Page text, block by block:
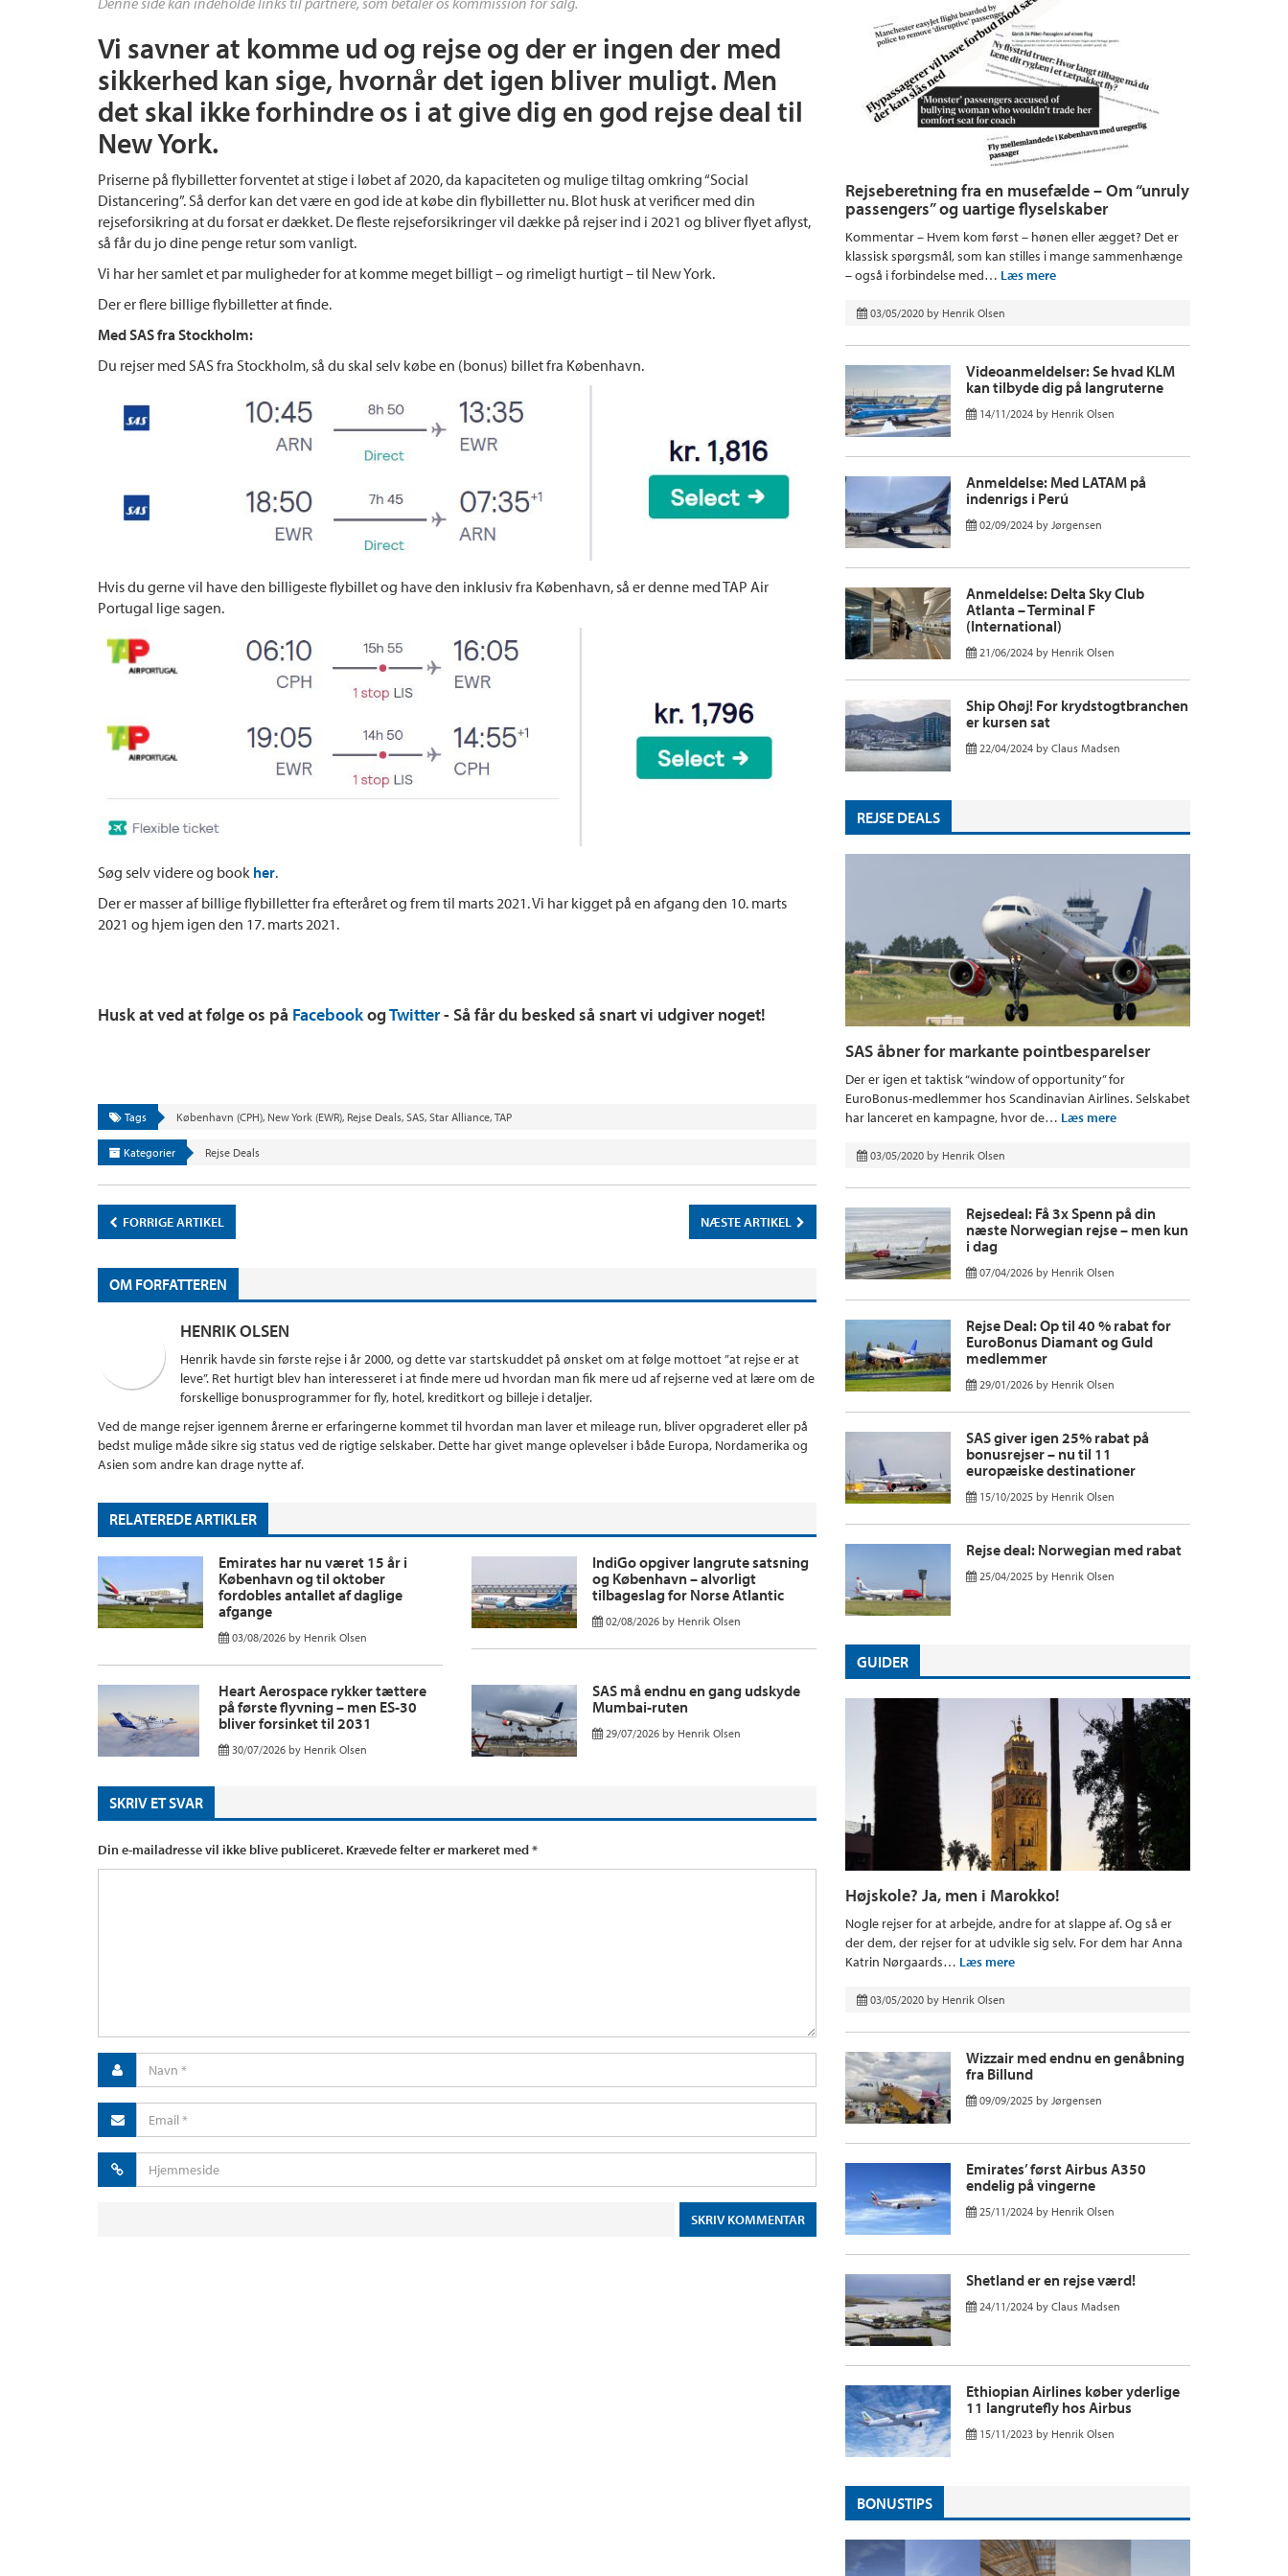
Vi savner at komme ud og rejse og der er ingen der med
sikkerhed kan sige, hvornår det igen bliver muligt. Men
det skal ikke forhindre os i at give dig en god rejse deal til
New York.
Priserne på flybilletter forventet at stige i løbet af 2020, da kapaciteten og mulige tiltag omkring “Social
Distancering”. Så derfor kan det være en god ide at købe din flybilletter nu. Blot husk at verificer med din
rejseforsikring at du forsat er dækket. De fleste rejseforsikringer vil dække på rejser ind i 2021 og bliver flyet aflyst,
så får du jo dine penge retur som vanligt.
Vi har her samlet et par muligheder for at komme meget billigt – og rimeligt hurtigt – til New York.
Der er flere billige flybilletter at finde.
Med SAS fra Stockholm:
Du rejser med SAS fra Stockholm, så du skal selv købe en (bonus) billet fra København.
Hvis du gerne vil have den billigeste flybillet og have den inklusiv fra København, så er denne med TAP Air
Portugal lige sagen.
Søg selv videre og book her.
Der er masser af billige flybilletter fra efteråret og frem til marts 2021. Vi har kigget på en afgang den 10. marts
2021 og hjem igen den 17. marts 2021.
Husk at ved at følge os på FacebookogTwitter- Så får du besked så snart vi udgiver noget!
Tags København (CPH), New York (EWR), Rejse Deals, SAS, Star Alliance, TAP
Kategorier Rejse Deals
FORRIGE ARTIKEL NÆSTE ARTIKEL
OM FORFATTEREN
HENRIK OLSEN
Henrik havde sin første rejse i år 2000, og dette var startskuddet på ønsket om at følge mottoet ”at rejse er at
leve”. Ret hurtigt blev han interesseret i at finde mere ud hvordan man fik mere ud af rejserne ved at lære om de
forskellige bonusprogrammer for fly, hotel, kreditkort og billeje i detaljer.
Ved de mange rejser igennem årerne er erfaringerne kommet til hvordan man laver et mileage run, bliver opgraderet eller på
bedst mulige måde sikre sig status ved de rigtige selskaber. Dette har givet mange oplevelser i både Europa, Nordamerika og
Asien som andre kan drage nytte af.
RELATEREDE ARTIKLER
Emirates har nu været 15 år i
København og til oktober
fordobles antallet af daglige
afgange
03/08/2026 by Henrik Olsen
IndiGo opgiver langrute satsning
og København – alvorligt
tilbageslag for Norse Atlantic
02/08/2026 by Henrik Olsen
Heart Aerospace rykker tættere
på første flyvning – men ES-30
bliver forsinket til 2031
30/07/2026 by Henrik Olsen
SAS må endnu en gang udskyde
Mumbai-ruten
29/07/2026 by Henrik Olsen
SKRIV ET SVAR
Din e-mailadresse vil ikke blive publiceret. Krævede felter er markeret med*
Rejseberetning fra en musefælde – Om “unruly
passengers” og uartige flyselskaber
Kommentar – Hvem kom først – hønen eller ægget? Det er
klassisk spørgsmål, som kan stilles i mange sammenhænge
– også i forbindelse med… Læs mere
03/05/2020 by Henrik Olsen
Videoanmeldelser: Se hvad KLM
kan tilbyde dig på langruterne
14/11/2024 by Henrik Olsen
Anmeldelse: Med LATAM på
indenrigs i Perú
02/09/2024 by Jørgensen
Anmeldelse: Delta Sky Club
Atlanta – Terminal F
(International)
21/06/2024 by Henrik Olsen
Ship Ohøj! For krydstogtbranchen
er kursen sat
22/04/2024 by Claus Madsen
REJSE DEALS
SAS åbner for markante pointbesparelser
Der er igen et taktisk “window of opportunity” for
EuroBonus-medlemmer hos Scandinavian Airlines. Selskabet
har lanceret en kampagne, hvor de… Læs mere
03/05/2020 by Henrik Olsen
Rejsedeal: Få 3x Spenn på din
næste Norwegian rejse – men kun
i dag
07/04/2026 by Henrik Olsen
Rejse Deal: Op til 40 % rabat for
EuroBonus Diamant og Guld
medlemmer
29/01/2026 by Henrik Olsen
SAS giver igen 25% rabat på
bonusrejser – nu til 11
europæiske destinationer
15/10/2025 by Henrik Olsen
Rejse deal: Norwegian med rabat
25/04/2025 by Henrik Olsen
GUIDER
Højskole? Ja, men i Marokko!
Nogle rejser for at arbejde, andre for at slappe af. Og så er
der dem, der rejser for at udvikle sig selv. For dem har Anna
Katrin Nørgaards… Læs mere
03/05/2020 by Henrik Olsen
Wizzair med endnu en genåbning
fra Billund
09/09/2025 by Jørgensen
Emirates’ først Airbus A350
endelig på vingerne
25/11/2024 by Henrik Olsen
Shetland er en rejse værd!
24/11/2024 by Claus Madsen
Ethiopian Airlines køber yderlige
11 langrutefly hos Airbus
15/11/2023 by Henrik Olsen
BONUSTIPS